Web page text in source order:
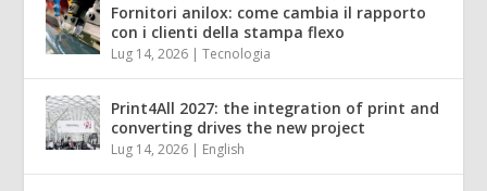
Fornitori anilox: come cambia il rapporto
con i clienti della stampa flexo
Lug 14, 2026 |Tecnologia
Print4All 2027: the integration of print and
converting drives the new project
Lug 14, 2026 | English